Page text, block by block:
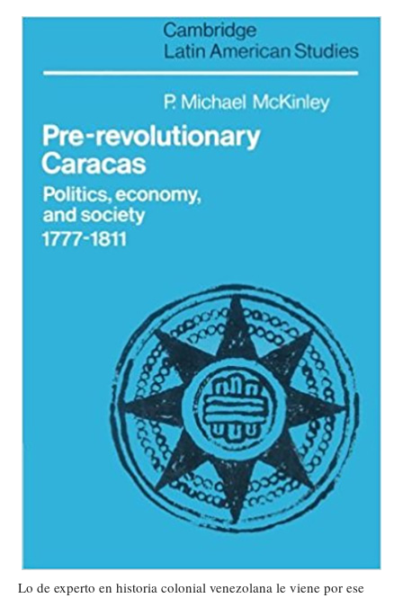
Lo de experto en historia colonial venezolana le viene por ese